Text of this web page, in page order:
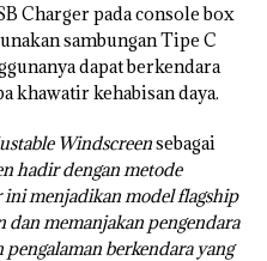
Charger pada console box
sambungan Tipe C
dapat berkendara
khawatir kehabisan daya.
Windscreensebagai
hadir dengan metode
menjadikan model flagship
dan memanjakan pengendara
berkendara yang